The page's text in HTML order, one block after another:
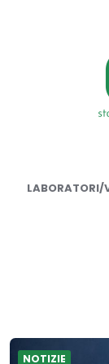
LABORATORI/
NOTIZIE